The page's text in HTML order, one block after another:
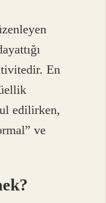
En
edilirken,
ve